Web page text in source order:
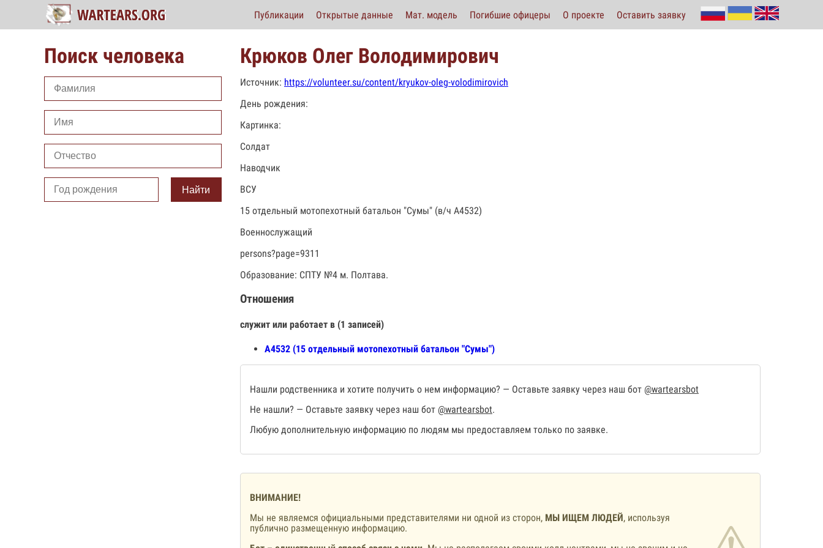
Публикации Открытые данные Мат. модель Погибшие офицеры О проекте Оставить заявку
Поиск человека
Найти
Крюков Олег Володимирович
Источник: https://volunteer.su/content/kryukov-oleg-volodimirovich
День рождения:
Картинка:
Солдат
Наводчик
ВСУ
15 отдельный мотопехотный батальон "Сумы" (в/ч А4532)
Военнослужащий
persons?page=9311
Образование: СПТУ №4 м. Полтава.
Отношения
служит или работает в (1 записей)
А4532 (15 отдельный мотопехотный батальон "Сумы")
Нашли родственника и хотите получить о нем информацию? — Оставьте заявку через наш бот @wartearsbot
Не нашли? — Оставьте заявку через наш бот @wartearsbot.
Любую дополнительную информацию по людям мы предоставляем только по заявке.
ВНИМАНИЕ!
Мы не являемся официальными представителями ни одной из сторон, МЫ ИЩЕМ ЛЮДЕЙ, используя
публично размещенную информацию.